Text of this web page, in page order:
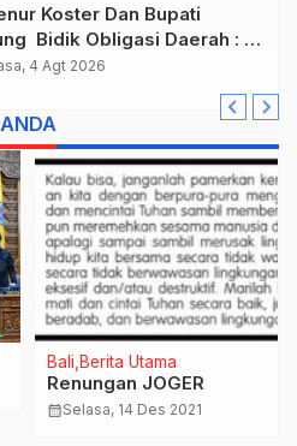
Koster Dan Bupati
Bidik Obligasi Daerah :
Bangun Infrastruktur
4 Agt 2026
Bali Berita Utama
Renungan JOGER
calendar_monthSelasa, 14 Des 2021